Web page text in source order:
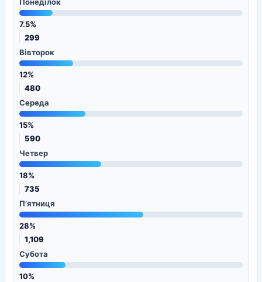
Понеділок
7.5%
299
Вівторок
12%
480
Середа
15%
590
Четвер
18%
735
П’ятниця
28%
1,109
Субота
10%